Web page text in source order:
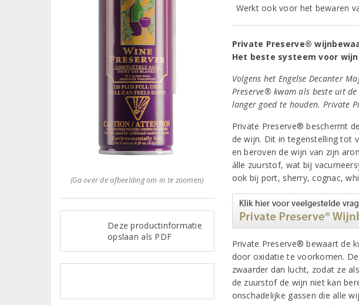
(Ga over de afbeelding om in te zoomen)
Deze productinformatie
opslaan als PDF
Werkt ook voor het bewaren
Private Preserve®
Het beste systeem voor
Volgens het Engelse Decanter
Preserve® kwam als beste uit
langer goed te houden. Private
Private Preserve® beschermt
de wijn. Dit in tegenstelling tot
en beroven de wijn van zijn
álle zuurstof, wat bij
ook bij port, sherry, cognac,
Private Preserve® bewaart de
door oxidatie te voorkomen.
zwaarder dan lucht, zodat ze
de zuurstof de wijn niet kan
onschadelijke gassen die alle